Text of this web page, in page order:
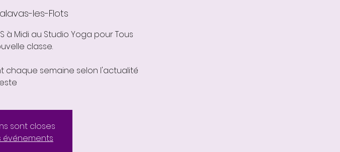
les-Flots
à Midi au Studio Yoga pour Tous
classe.
chaque semaine selon l'actualité
sont closes
événements